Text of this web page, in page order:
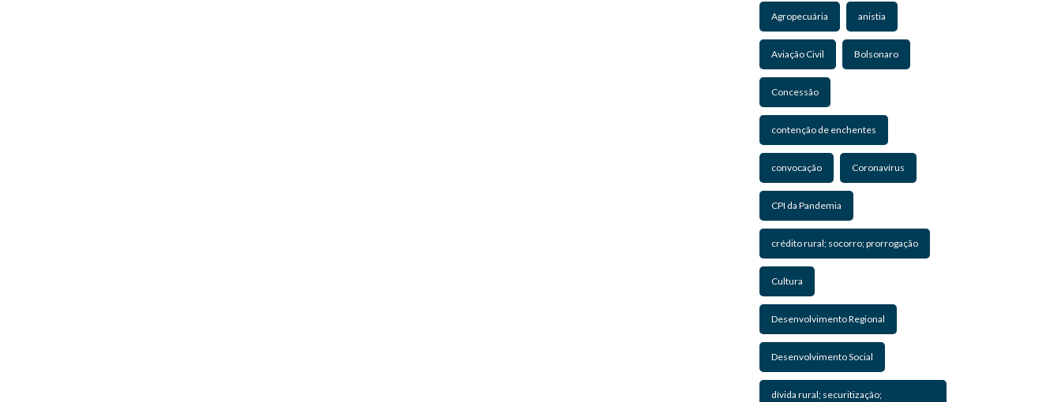
Agropecuária anistia
Aviação Civil Bolsonaro
Concessão
contenção de enchentes
convocação Coronavírus
CPI da Pandemia
crédito rural; socorro; prorrogação
Cultura
Desenvolvimento Regional
Desenvolvimento Social
dívida rural; securitização;